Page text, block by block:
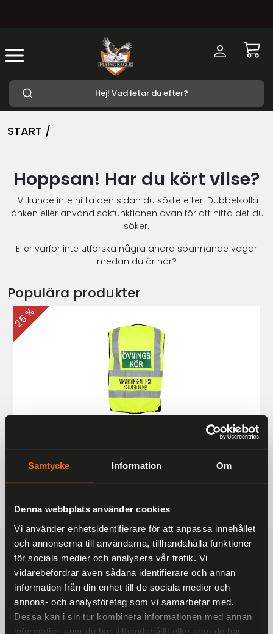
Samtycke Information Om
Denna webbplats använder cookies
Vi använder enhetsidentifierare för att anpassa innehållet
och annonserna till användarna, tillhandahålla funktioner
för sociala medier och analysera vår trafik. Vi
vidarebefordrar även sådana identifierare och annan
information från din enhet till de sociala medier och
annons- och analysföretag som vi samarbetar med.
Dessa kan i sin tur kombinera informationen med annan
information som du har tillhandahållit eller som de har
START /
Hoppsan! Har du kört vilse?
Vi kunde inte hitta den sidan du sökte efter. Dubbelkolla
länken eller använd sökfunktionen ovan för att hitta det du
söker.
Eller varför inte utforska några andra spännande vägar
medan du är här?
Populära produkter
25 %
187 kr
249 kr
FRAKTFRITT
På alla ordrar över 2000 kr
1-3 DAGAR LEVERANS
Inom Sverige med DHL
SÄKRA BETALNINGAR